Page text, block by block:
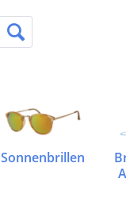
Sonnenbrillen